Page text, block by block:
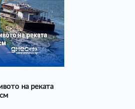
на реката